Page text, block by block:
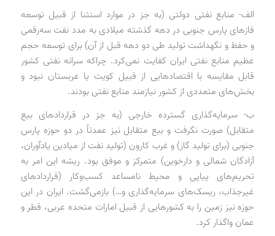
الف- منابع نفتی دولتی (به جز در موارد استثنا از قبیل توسعه
فازهای پارس جنوبی در دهه گذشته میلادی به مدد نفت سه‌رقمی
و حفظ و نگهداشت تولید طی دو دهه قبل از آن) برای توسعه حجم
عظیم منابع نفتی ایران کفایت نمی‌کرد. چراکه سرانه نفتی کشور
قابل مقایسه با اقتصادهایی از قبیل کویت یا عربستان نبود و
بخش‌های متعددی از کشور نیازمند منابع نفتی بودند.
ب- سرمایه‌گذاری گسترده خارجی (به جز در قراردادهای بیع
متقابل) صورت نگرفت و بیع متقابل نیز عمدتاً در دو حوزه پارس
جنوبی (برای تولید گاز) و غرب کارون (تولید نفت از میادین یادآوران،
آزادگان شمالی و دارخوین) متمرکز و موفق بود. ریشه این امر به
تحریم‌های پیاپی و محیط نامساعد کسب‌وکار (قراردادهای
غیرجذاب، ریسک‌های سرمایه‌گذاری و…) بازمی‌گشت. ایران در این
حوزه نیز زمین را به کشورهایی از قبیل امارات متحده عربی، قطر و
عمان واگذار کرد.